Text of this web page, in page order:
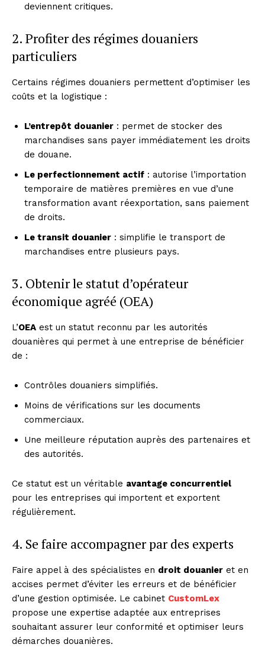
Magazine PRO
deviennent critiques.
2. Profiter des régimes douaniers
particuliers
Certains régimes douaniers permettent d’optimiser les
coûts et la logistique :
L’entrepôt douanier : permet de stocker des
marchandises sans payer immédiatement les droits
de douane.
Le perfectionnement actif : autorise l’importation
temporaire de matières premières en vue d’une
transformation avant réexportation, sans paiement
de droits.
Le transit douanier : simplifie le transport de
marchandises entre plusieurs pays.
3. Obtenir le statut d’opérateur
économique agréé (OEA)
L’OEA est un statut reconnu par les autorités
douanières qui permet à une entreprise de bénéficier
de :
Contrôles douaniers simplifiés.
Moins de vérifications sur les documents
commerciaux.
Une meilleure réputation auprès des partenaires et
des autorités.
Ce statut est un véritable avantage concurrentiel
pour les entreprises qui importent et exportent
régulièrement.
4. Se faire accompagner par des experts
Faire appel à des spécialistes en droit douanier et en
accises permet d’éviter les erreurs et de bénéficier
d’une gestion optimisée. Le cabinet CustomLex
propose une expertise adaptée aux entreprises
souhaitant assurer leur conformité et optimiser leurs
démarches douanières.